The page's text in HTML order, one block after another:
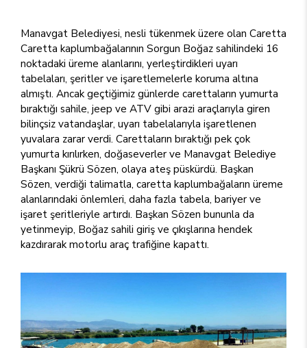
Manavgat Belediyesi, nesli tükenmek üzere olan Caretta
Caretta kaplumbağalarının Sorgun Boğaz sahilindeki 16
noktadaki üreme alanlarını, yerleştirdikleri uyarı
tabelaları, şeritler ve işaretlemelerle koruma altına
almıştı. Ancak geçtiğimiz günlerde carettaların yumurta
bıraktığı sahile, jeep ve ATV gibi arazi araçlarıyla giren
bilinçsiz vatandaşlar, uyarı tabelalarıyla işaretlenen
yuvalara zarar verdi. Carettaların bıraktığı pek çok
yumurta kırılırken, doğaseverler ve Manavgat Belediye
Başkanı Şükrü Sözen, olaya ateş püskürdü. Başkan
Sözen, verdiği talimatla, caretta kaplumbağaların üreme
alanlarındaki önlemleri, daha fazla tabela, bariyer ve
işaret şeritleriyle artırdı. Başkan Sözen bununla da
yetinmeyip, Boğaz sahili giriş ve çıkışlarına hendek
kazdırarak motorlu araç trafiğine kapattı.